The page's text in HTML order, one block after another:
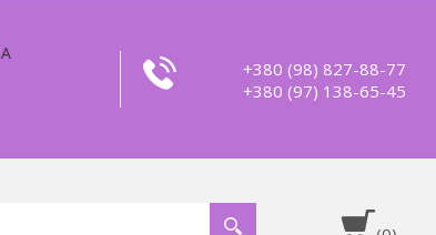
+380 (98) 827-88-77
+380 (97) 138-65-45